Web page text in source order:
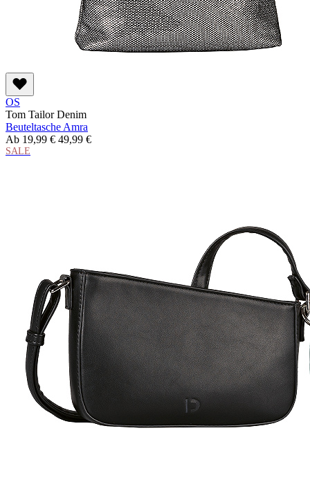
OS
Tom Tailor Denim
Beuteltasche Amra
Ab 19,99 € 49,99 €
SALE